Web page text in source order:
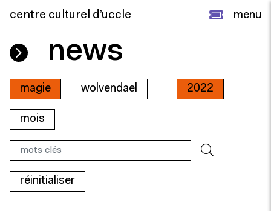
centre culturel d’uccle menu
news
magie wolvendael 2022
mois
réinitialiser